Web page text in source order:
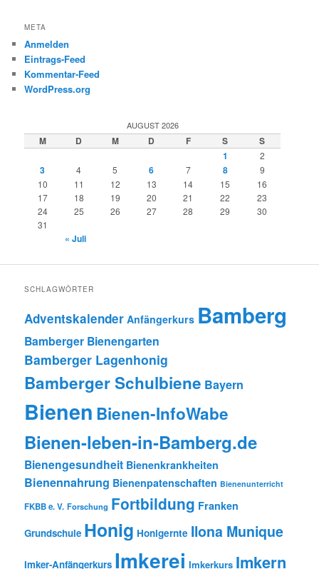
META
Anmelden
Eintrags-Feed
Kommentar-Feed
WordPress.org
AUGUST 2026
M D M D F S
S
1
2
3 4 5 6 7 8
9
10
11 12 13 14 15
16
17
18 19 20 21 22
23
24
25 26 27 28 29
30
31
« Juli
SCHLAGWÖRTER
Adventskalender Anfängerkurs Bamberg
Bamberger Bienengarten
Bamberger Lagenhonig
Bamberger Schulbiene Bayern
Bienen Bienen-InfoWabe
Bienen-leben-in-Bamberg.de
Bienengesundheit Bienenkrankheiten
Bienennahrung Bienenpatenschaften Bienenunterricht
FKBB e. V. Forschung Fortbildung Franken
Grundschule Honig Honigernte Ilona Munique
Imker-Anfängerkurs Imkerei Imkerkurs Imkern